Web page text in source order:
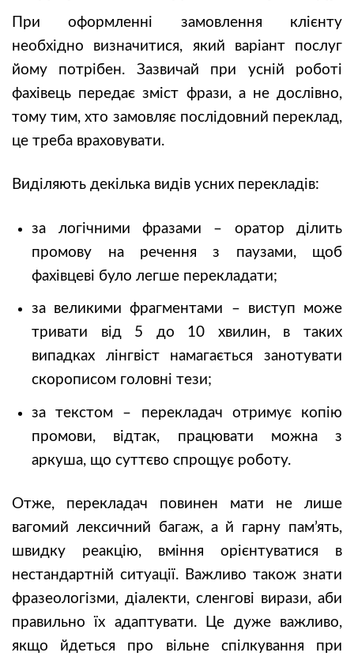
При оформленні замовлення клієнту
необхідно визначитися, який варіант послуг
йому потрібен. Зазвичай при усній роботі
фахівець передає зміст фрази, а не дослівно,
тому тим, хто замовляє послідовний переклад,
це треба враховувати.
Виділяють декілька видів усних перекладів:
за логічними фразами – оратор ділить
промову на речення з паузами, щоб
фахівцеві було легше перекладати;
за великими фрагментами – виступ може
тривати від 5 до 10 хвилин, в таких
випадках лінгвіст намагається занотувати
скорописом головні тези;
за текстом – перекладач отримує копію
промови, відтак, працювати можна з
аркуша, що суттєво спрощує роботу.
Отже, перекладач повинен мати не лише
вагомий лексичний багаж, а й гарну пам’ять,
швидку реакцію, вміння орієнтуватися в
нестандартній ситуації. Важливо також знати
фразеологізми, діалекти, сленгові вирази, аби
правильно їх адаптувати. Це дуже важливо,
якщо йдеться про вільне спілкування при